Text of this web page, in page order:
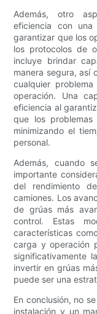
Además, otro
eficiencia con
garantizar que los
los protocolos de
incluye brindar
manera segura, así
cualquier
operación. Una
eficiencia al
que los
minimizando el
personal.
Además, cuando
importante
del rendimiento
camiones. Los
de grúas más
control. Estas
características
carga y operación
significativamente
invertir en grúas
puede ser una
En conclusión, no
instalación y un